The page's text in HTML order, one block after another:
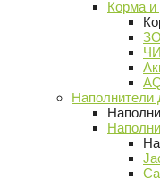
Корма и
Наполнители